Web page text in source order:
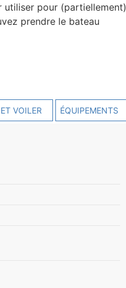
utiliser pour (partiellement)
prendre le bateau
VOILER ÉQUIPEMENTS